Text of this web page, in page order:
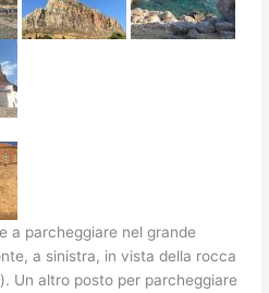
a parcheggiare nel grande
a sinistra, in vista della rocca
Un altro posto per parcheggiare